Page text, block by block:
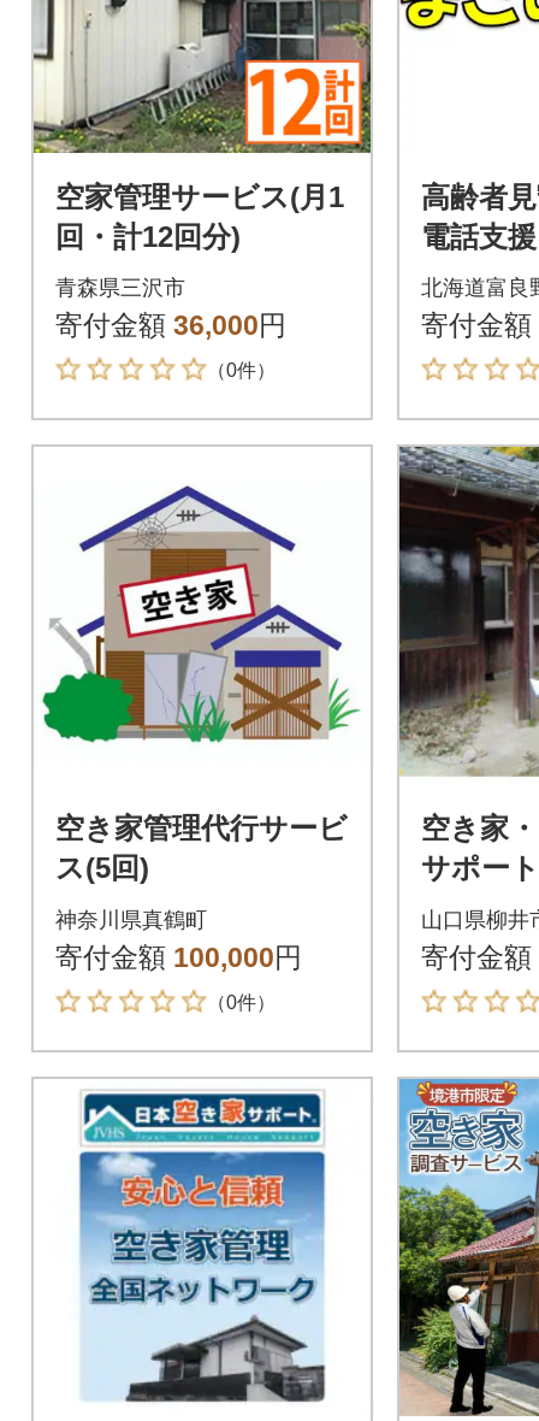
空家管理サービス(月1
回・計12回分)
青森県三沢市
寄付金額 36,000円
（0件）
高齢者
電話支
など サ
ット
北海道富良
寄付金額
空き家管理代行サービ
ス(5回)
神奈川県真鶴町
寄付金額 100,000円
（0件）
空き家
サポー
山口県柳井
寄付金額